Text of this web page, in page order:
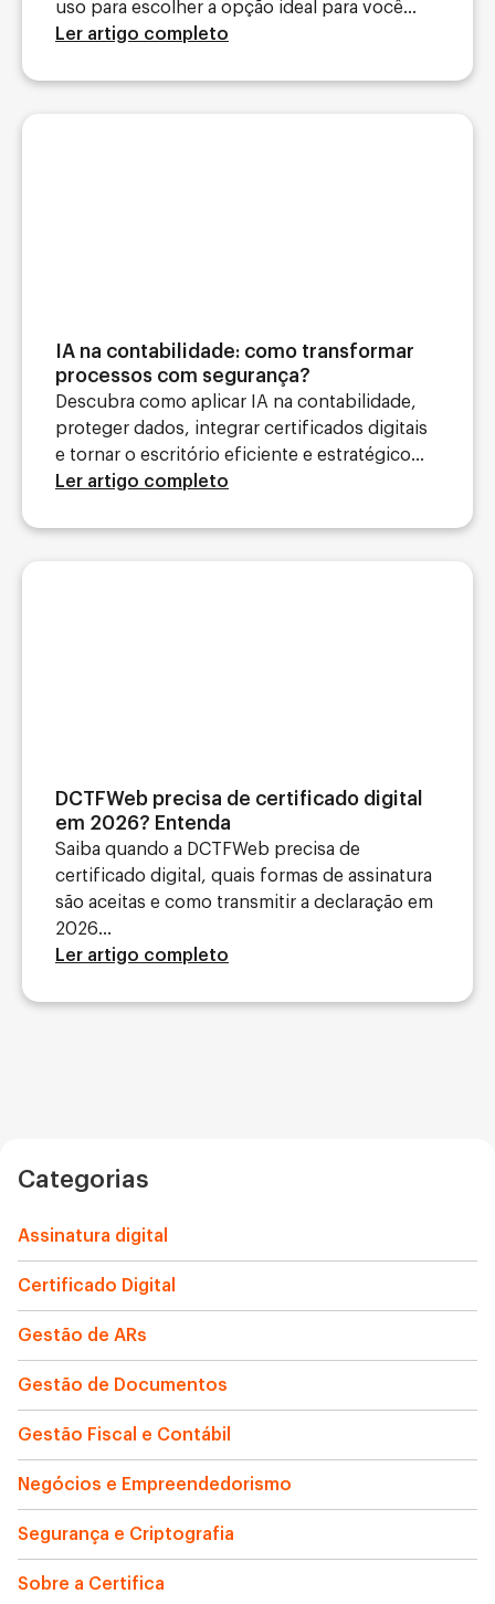
uso para escolher a opção ideal para você...
Ler artigo completo
IA na contabilidade: como transformar
processos com segurança?
Descubra como aplicar IA na contabilidade,
proteger dados, integrar certificados digitais
e tornar o escritório eficiente e estratégico...
Ler artigo completo
DCTFWeb precisa de certificado digital
em 2026? Entenda
Saiba quando a DCTFWeb precisa de
certificado digital, quais formas de assinatura
são aceitas e como transmitir a declaração em
2026...
Ler artigo completo
Categorias
Assinatura digital
Certificado Digital
Gestão de ARs
Gestão de Documentos
Gestão Fiscal e Contábil
Negócios e Empreendedorismo
Segurança e Criptografia
Sobre a Certifica